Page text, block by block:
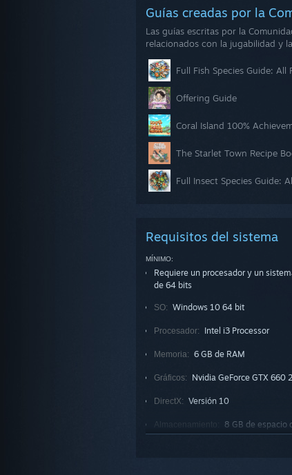
Guías creadas por la
Las guías escritas por la
relacionados con la jugabilidad y
Full Fish Species Guide: All
Offering Guide
Coral Island 100%
The Starlet Town Recipe
Full Insect Species Guide:
Requisitos del sistema
MÍNIMO:
Requiere un procesador y un
de 64 bits
SO: Windows 10 64 bit
Procesador: Intel i3 Processor
Memoria: 6 GB de RAM
Gráficos: Nvidia GeForce GTX 660
DirectX: Versión 10
8 GB de espacio